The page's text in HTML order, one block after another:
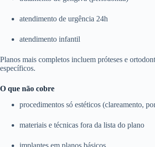
atendimento de urgência 24h
atendimento infantil
Planos mais completos incluem próteses e
específicos.
O que não cobre
procedimentos só estéticos (clareamento,
materiais e técnicas fora da lista do plano